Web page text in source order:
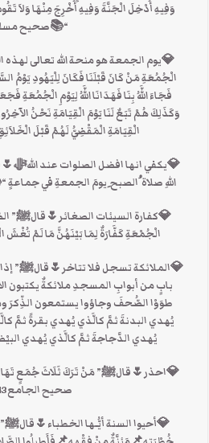
وَفِيهِ أُدْخِلَ الْجَنَّةَ وَفِيهِ أُخْرِجَ مِنْهَا وَلاَ
“📚صحيح
💎يوم الجمعة هو منحة الله تعالى
الْجُمُعَةِ مَنْ كَانَ قَبْلَنَا فَكَانَ لِلْيَهُودِ يَوْمُ
فَجَاءَ اللَّهُ بِنَا فَهَدَانَا اللَّهُ لِيَوْمِ
وَكَذَلِكَ هُمْ تَبَعٌ لَنَا يَوْمَ الْقِيَامَةِ نَحْنُ
الْقِيَامَةِ الْمَقْضِيُّ لَهُمْ قَبْلَ
💎يكفي انها افضل الصلوات عند
اللهِ صلاة ُالصبح ِيومَ الجمعةِ في جماعةٍ
💎كفارة السيئات الصغائر🌷قالﷺ”
الْجُمْعَةِ كَفَّارَةٌ لِمَا بَيْنَهُنَّ مَا لَمْ
💎الملائكة تسجل فلا تتاخر🌷قالﷺ”
بابٍ من أبوابِ المسجدِ ملائكةٌ يكتبون
طوَوْا الصُّحفَ وجاؤوا يستمعون الذِّكرَ
يُهدي البدنةَ ثمَّ كالَّذي يُهدي بقرةً ثمَّ
يُهدي الدَّجاجةَ ثمَّ كالَّذي يُهدي
💎احذر🌷قالﷺ” مَنْ تَرَكَ ثَلَاثَ جُمَعٍ
صحيح الجامع6143
💎أحيوا السنة أيُّـها